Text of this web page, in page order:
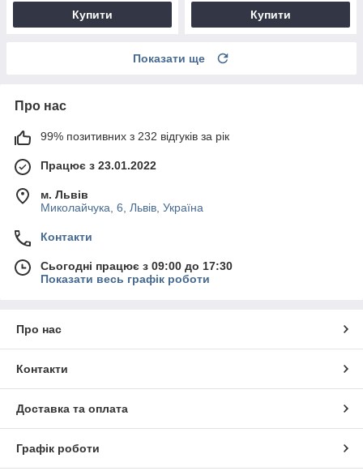
Купити Купити
Показати ще
Про нас
99% позитивних з 232 відгуків за рік
Працює з 23.01.2022
м. Львів
Миколайчука, 6, Львів, Україна
Контакти
Сьогодні працює з 09:00 до 17:30
Показати весь графік роботи
Про нас
Контакти
Доставка та оплата
Графік роботи